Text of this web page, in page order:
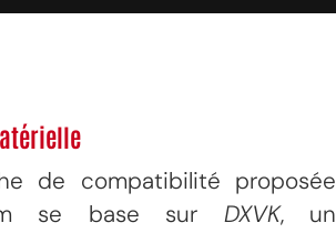
de compatibilité proposée
se base sur DXVK, un